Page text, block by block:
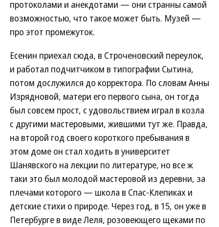
протоколами и анекдотами — они странны самой
возможностью, что такое может быть. Музей —
про этот промежуток.
Есенин приехал сюда, в Строченовский переулок,
и работал подчитчиком в типографии Сытина,
потом дослужился до корректора. По словам Анны
Изрядновой, матери его первого сына, он тогда
был совсем прост, с удовольствием играл в козла
с другими мастеровыми, жившими тут же. Правда,
на второй год своего короткого пребывания в
этом доме он стал ходить в университет
Шанявского на лекции по литературе, но все ж
таки это был молодой мастеровой из деревни, за
плечами которого — школа в Спас-Клепиках и
детские стихи о природе. Через год, в 15, он уже в
Петербурге в виде Леля, розовеющего щеками по